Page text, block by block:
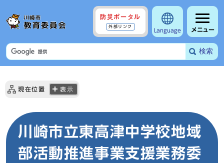
防災ポータル
外部リンク
Language メニュー
検索
現在位置 表示
川崎市立東高津中学校地域
部活動推進事業支援業務委